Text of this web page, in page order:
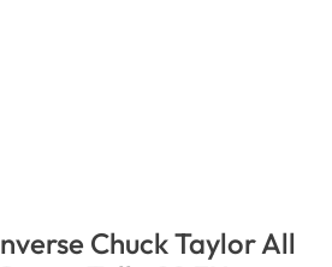
Chuck Taylor All